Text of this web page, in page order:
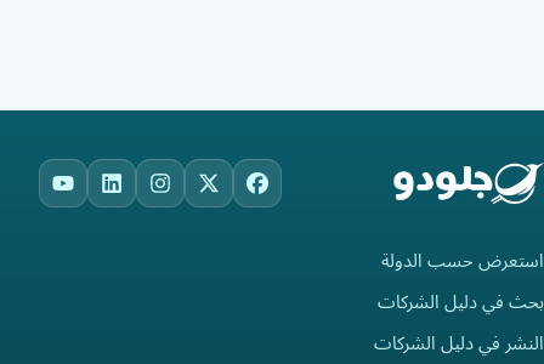
Facebook
X
Instagram
LinkedIn
استعرض حسب الدولة
بحث في دليل الشركات
النشر في دليل الشركات